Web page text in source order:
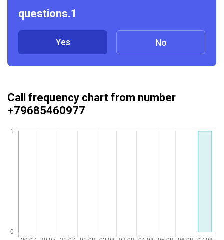
questions.1
Yes No
Call frequency chart from number
+79685460977